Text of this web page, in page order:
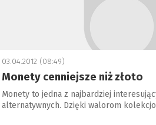
03.04.2012 (08:49)
Monety cenniejsze niż złoto
Monety to jedna z najbardziej
alternatywnych. Dzięki walorom